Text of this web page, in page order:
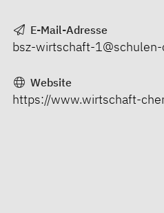
E-Mail-Adresse
bsz-wirtschaft-
Website
https://www.wirtschaft-